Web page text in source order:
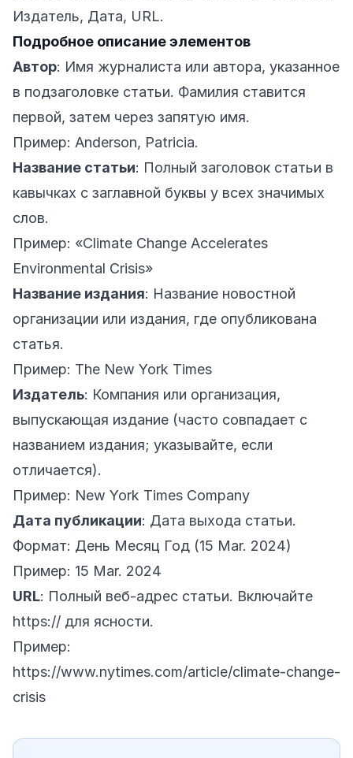
Издатель, Дата, URL.
Подробное описание элементов
Автор: Имя журналиста или автора, указанное
в подзаголовке статьи. Фамилия ставится
первой, затем через запятую имя.
Пример: Anderson, Patricia.
Название статьи: Полный заголовок статьи в
кавычках с заглавной буквы у всех значимых
слов.
Пример: «Climate Change Accelerates
Environmental Crisis»
Название издания: Название новостной
организации или издания, где опубликована
статья.
Пример: The New York Times
Издатель: Компания или организация,
выпускающая издание (часто совпадает с
названием издания; указывайте, если
отличается).
Пример: New York Times Company
Дата публикации: Дата выхода статьи.
Формат: День Месяц Год (15 Mar. 2024)
Пример: 15 Mar. 2024
URL: Полный веб-адрес статьи. Включайте
https:// для ясности.
Пример:
https://www.nytimes.com/article/climate-change-
crisis